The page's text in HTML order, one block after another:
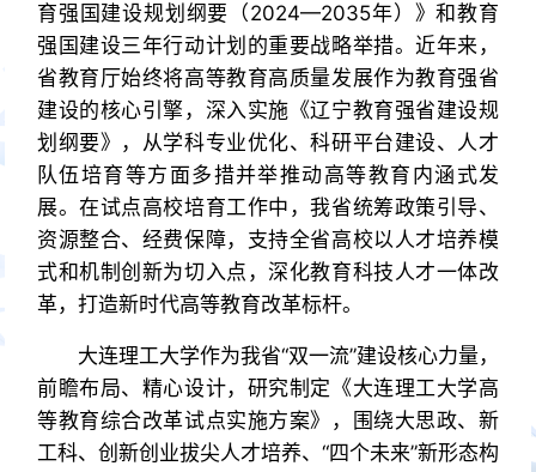
育强国建设规划纲要（2024—2035年）》和教育
强国建设三年行动计划的重要战略举措。近年来，
省教育厅始终将高等教育高质量发展作为教育强省
建设的核心引擎，深入实施《辽宁教育强省建设规
划纲要》，从学科专业优化、科研平台建设、人才
队伍培育等方面多措并举推动高等教育内涵式发
展。在试点高校培育工作中，我省统筹政策引导、
资源整合、经费保障，支持全省高校以人才培养模
式和机制创新为切入点，深化教育科技人才一体改
革，打造新时代高等教育改革标杆。
大连理工大学作为我省“双一流”建设核心力量，
前瞻布局、精心设计，研究制定《大连理工大学高
等教育综合改革试点实施方案》，围绕大思政、新
工科、创新创业拔尖人才培养、“四个未来”新形态构